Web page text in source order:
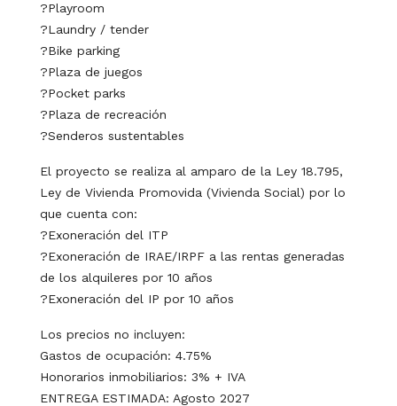
?Playroom
?Laundry / tender
?Bike parking
?Plaza de juegos
?Pocket parks
?Plaza de recreación
?Senderos sustentables
El proyecto se realiza al amparo de la Ley 18.795,
Ley de Vivienda Promovida (Vivienda Social) por lo
que cuenta con:
?Exoneración del ITP
?Exoneración de IRAE/IRPF a las rentas generadas
de los alquileres por 10 años
?Exoneración del IP por 10 años
Los precios no incluyen:
Gastos de ocupación: 4.75%
Honorarios inmobiliarios: 3% + IVA
ENTREGA ESTIMADA: Agosto 2027